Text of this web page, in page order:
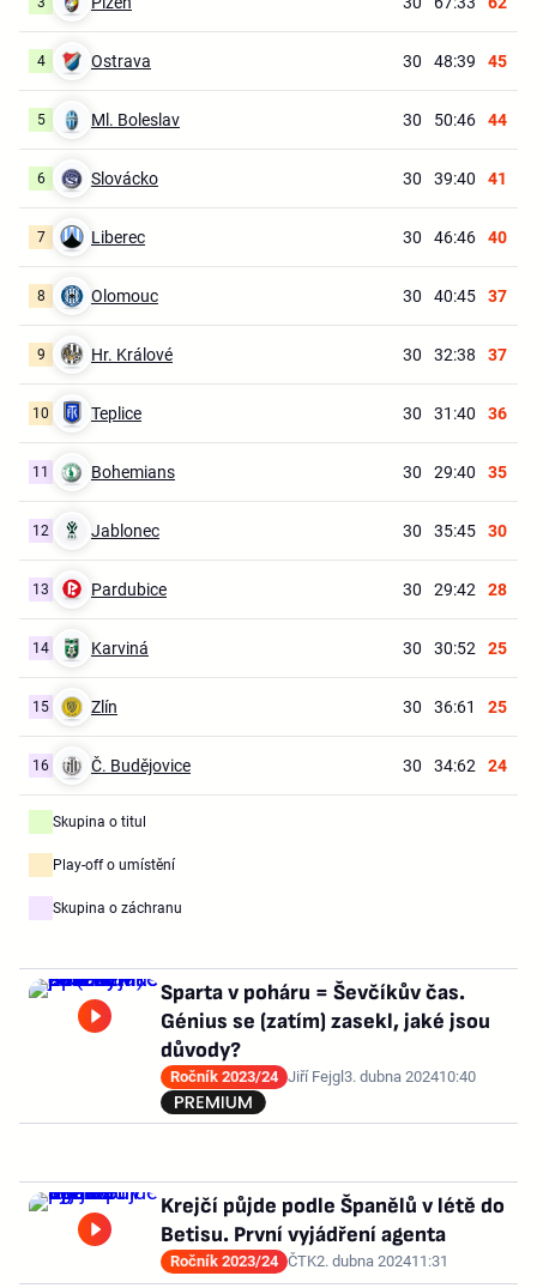
4 Ostrava 30 48:39 45
5 Ml. Boleslav 30 50:46 44
6 Slovácko 30 39:40 41
7 Liberec 30 46:46 40
8 Olomouc 30 40:45 37
9 Hr. Králové 30 32:38 37
10 Teplice 30 31:40 36
11 Bohemians 30 29:40 35
12 Jablonec 30 35:45 30
13 Pardubice 30 29:42 28
14 Karviná 30 30:52 25
15 Zlín 30 36:61 25
16 Č. Budějovice 30 34:62 24
Skupina o titul
Play-off o umístění
Skupina o záchranu
Sparta v poháru = Ševčíkův čas.
Génius se (zatím) zasekl, jaké jsou
důvody?
Ročník 2023/24 Jiří Fejgl 3. dubna 202410:40
Krejčí půjde podle Španělů v létě do
Betisu. První vyjádření agenta
Ročník 2023/24 ČTK2. dubna 202411:31